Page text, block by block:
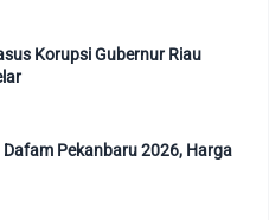
Korupsi Gubernur Riau
Pekanbaru 2026, Harga